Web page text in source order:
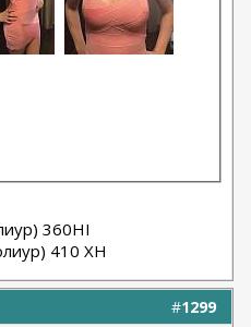
360HI
410 XH
#1299